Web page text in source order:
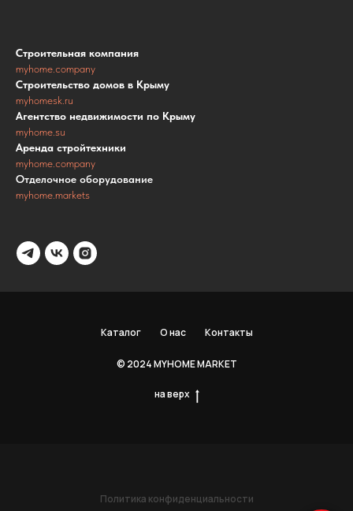
Строительная компания
myhome.company
Строительство домов в Крыму
myhomesk.ru
Агентство недвижимости по Крыму
myhome.su
Аренда стройтехники
myhome.company
Отделочное оборудование
myhome.markets
Каталог О нас Контакты
© 2024 MYHOME MARKET
на верх
Политика конфиденциальности